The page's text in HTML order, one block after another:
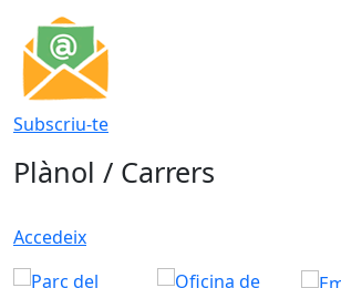
Subscriu-te
Plànol / Carrers
Accedeix